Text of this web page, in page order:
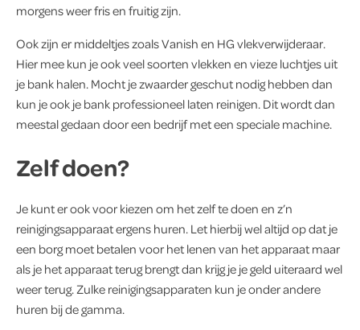
morgens weer fris en fruitig zijn.
Ook zijn er middeltjes zoals Vanish en HG vlekverwijderaar.
Hier mee kun je ook veel soorten vlekken en vieze luchtjes uit
je bank halen. Mocht je zwaarder geschut nodig hebben dan
kun je ook je bank professioneel laten reinigen. Dit wordt dan
meestal gedaan door een bedrijf met een speciale machine.
Zelf doen?
Je kunt er ook voor kiezen om het zelf te doen en z’n
reinigingsapparaat ergens huren. Let hierbij wel altijd op dat je
een borg moet betalen voor het lenen van het apparaat maar
als je het apparaat terug brengt dan krijg je je geld uiteraard wel
weer terug. Zulke reinigingsapparaten kun je onder andere
huren bij de gamma.